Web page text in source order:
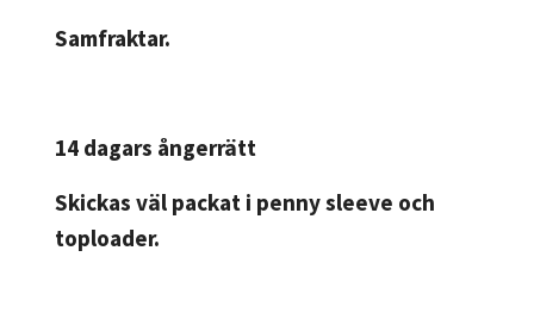
Samfraktar.
14 dagars ångerrätt
Skickas väl packat i penny sleeve och
toploader.